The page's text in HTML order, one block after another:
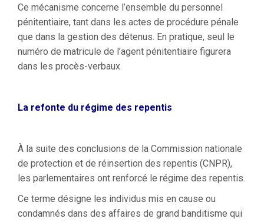
Ce mécanisme concerne l’ensemble du personnel
pénitentiaire, tant dans les actes de procédure pénale
que dans la gestion des détenus. En pratique, seul le
numéro de matricule de l’agent pénitentiaire figurera
dans les procès-verbaux.
La refonte du régime des repentis
À la suite des conclusions de la Commission nationale
de protection et de réinsertion des repentis (CNPR),
les parlementaires ont renforcé le régime des repentis.
Ce terme désigne les individus mis en cause ou
condamnés dans des affaires de grand banditisme qui